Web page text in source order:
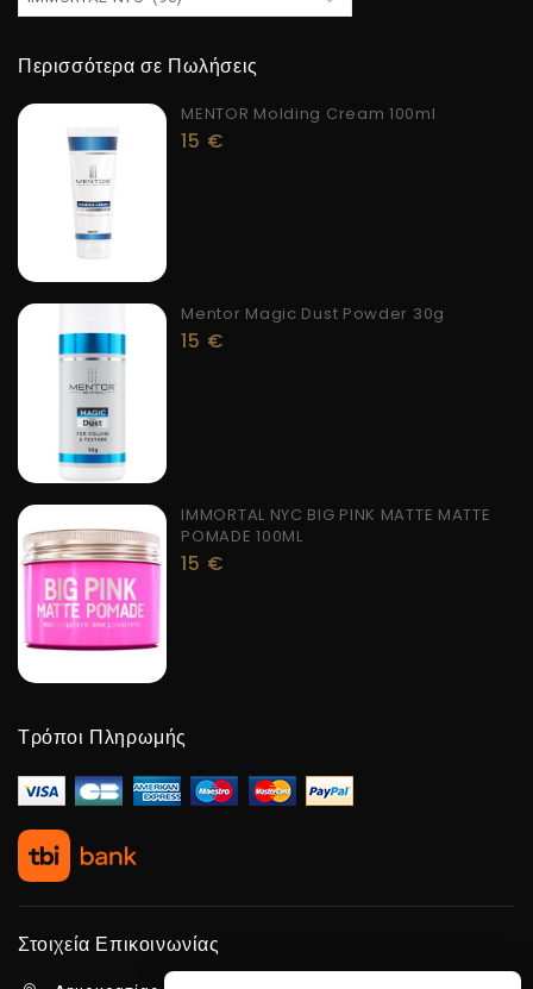
Περισσότερα σε Πωλήσεις
MENTOR Molding Cream 100ml
15 €
Mentor Magic Dust Powder 30g
15 €
IMMORTAL NYC BIG PINK MATTE MATTE
POMADE 100ML
15 €
Τρόποι Πληρωμής
Στοιχεία Επικοινωνίας